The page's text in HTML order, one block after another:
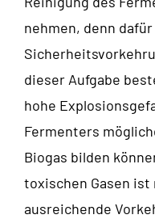
nehmen, denn
dieser Aufgabe
hohe
Fermenters
Biogas bilden
toxischen Gasen
ausreichende